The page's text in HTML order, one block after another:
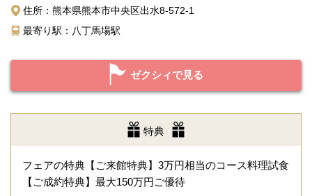
住所：熊本県熊本市中央区出水8-572-1
最寄り駅：八丁馬場駅
ゼクシィで見る
特典
フェアの特典【ご来館特典】3万円相当のコース料理試食
【ご成約特典】最大150万円ご優待